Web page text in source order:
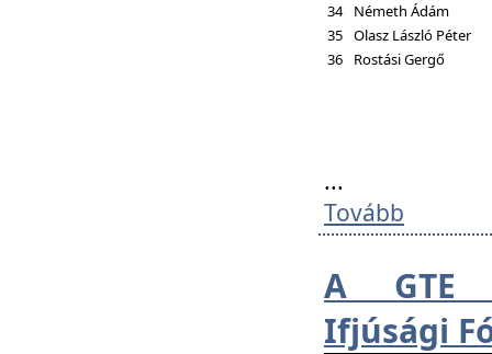
34
Németh Ádám
35 Olasz László Péter
36
Rostási Gergő
...
Tovább
A GTE
Ifjúsági